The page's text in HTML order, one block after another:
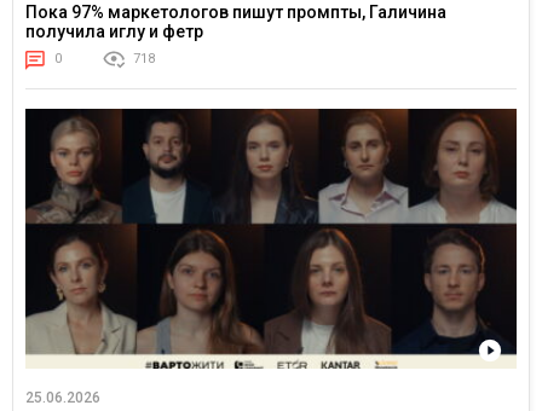
Пока 97% маркетологов пишут промпты, Галичина
получила иглу и фетр
0 718
25.06.2026